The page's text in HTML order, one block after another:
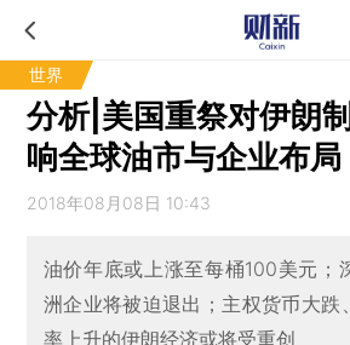
世界
分析|美国重祭对伊朗
响全球油市与企业布局
2018年08月08日 10:43
油价年底或上涨至每桶100美元；
洲企业将被迫退出；主权货币大跌
率上升的伊朗经济或将受重创